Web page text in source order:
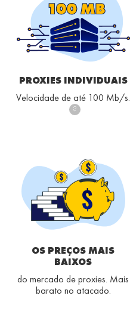
PROXIES INDIVIDUAIS
Velocidade de até 100 Mb/s.
?
OS PREÇOS MAIS
BAIXOS
do mercado de proxies. Mais
barato no atacado.